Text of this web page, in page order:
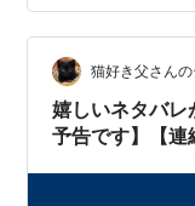
題歌 ジャニス・
編集 鈴木晄 製作
開 1980年6月28
猫好き父さん
嬉しいネタバ
予告です】【連